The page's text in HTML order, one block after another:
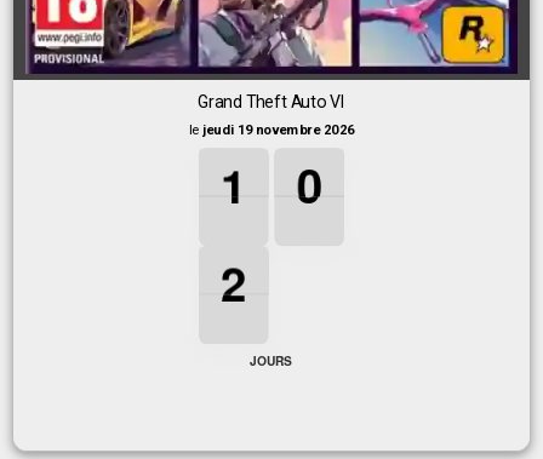
Grand Theft Auto VI
le jeudi 19 novembre 2026
1
1
1
1 0
0
0
0
2
2
2
2
JOURS